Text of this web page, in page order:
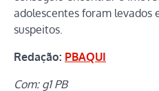
adolescentes foram levados
suspeitos.
Redação: PBAQUI
Com: g1 PB